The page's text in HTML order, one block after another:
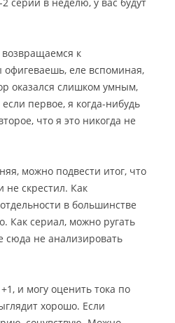
к
еле вспоминая,
оказался слишком умным,
первое, я когда-нибудь
что я это никогда не
можно подвести итог, что
не скрестил. Как
в большинстве
Как сериал, можно ругать
сюда не анализировать
и могу оценить тока по
хорошо. Если